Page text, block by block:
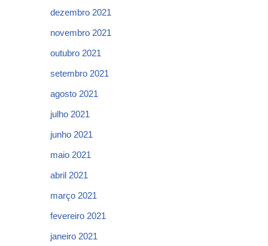
dezembro 2021
novembro 2021
outubro 2021
setembro 2021
agosto 2021
julho 2021
junho 2021
maio 2021
abril 2021
março 2021
fevereiro 2021
janeiro 2021